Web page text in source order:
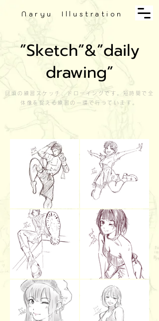
Naryu Illustration
”Sketch”&”daily
drawing”
日頃の練習スケッチ、ドローイングです。短時間で全
体像を捉える練習の一環で行っています。